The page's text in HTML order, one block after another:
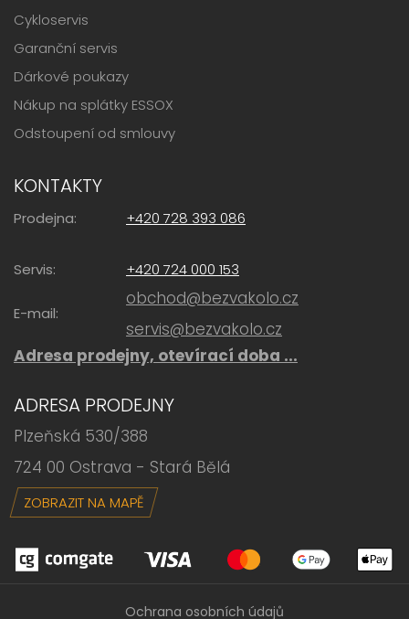
Cykloservis
Garanční servis
Dárkové poukazy
Nákup na splátky ESSOX
Odstoupení od smlouvy
KONTAKTY
Prodejna: +420 728 393 086
Servis: +420 724 000 153
E-mail:
obchod@bezvakolo.cz
servis@bezvakolo.cz
Adresa prodejny, otevírací doba ...
ADRESA PRODEJNY
Plzeňská 530/388
724 00 Ostrava - Stará Bělá
ZOBRAZIT NA MAPĚ
Ochrana osobních údajů